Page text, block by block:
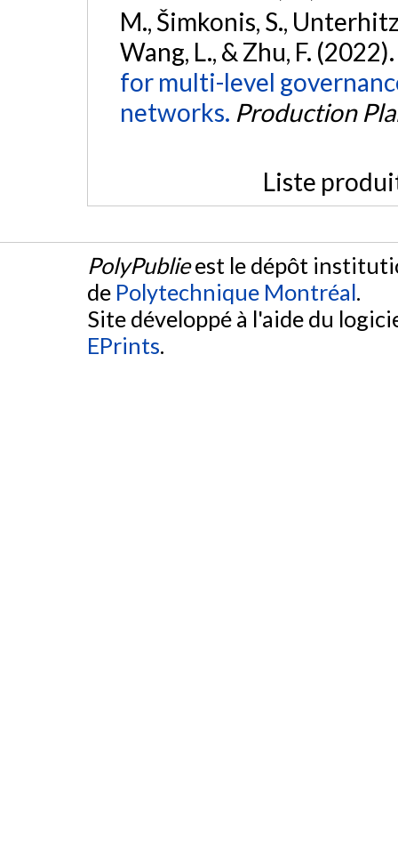
M., Šimkonis, S.,
Wang, L., & Zhu, F. (2022).
for multi-level
networks. Production
Liste
PolyPublieest le dépôt
de Polytechnique Montréal.
Site développé à l'aide du
EPrints.